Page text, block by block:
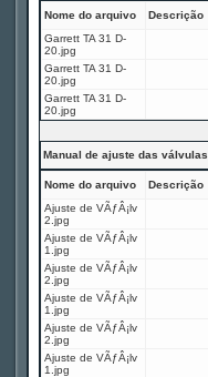
Nome do arquivo
Descrição
Garrett TA 31 D-
20.jpg
Garrett TA 31 D-
20.jpg
Garrett TA 31 D-
20.jpg
Manual de ajuste das válvulas
Nome do arquivo
Descrição
Ajuste de VÃƒÂ¡lv
2.jpg
Ajuste de VÃƒÂ¡lv
1.jpg
Ajuste de VÃƒÂ¡lv
2.jpg
Ajuste de VÃƒÂ¡lv
1.jpg
Ajuste de VÃƒÂ¡lv
2.jpg
Ajuste de VÃƒÂ¡lv
1.jpg